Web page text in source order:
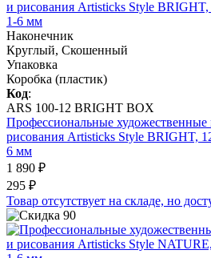
Наконечник
Круглый, Скошенный
Упаковка
Коробка (пластик)
Код:
ARS 100-12 BRIGHT BOX
Профессиональные художественные
рисования Artisticks Style BRIGHT,
6 мм
1 890 ₽
295 ₽
Товар отсутствует на складе, но